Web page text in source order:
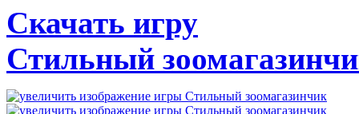
Скачать игру
Стильный